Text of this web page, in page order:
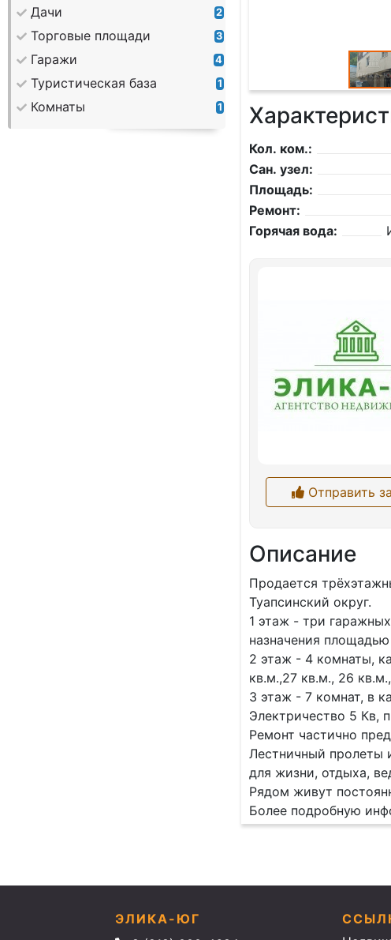
Дачи 2
Торговые площади 3
Гаражи 4
Туристическая база 1
Комнаты 1
Кол. ком.:
Сан. узел:
Площадь:
Ремонт:
Горячая вода:
Отправить
Описание
Продается
Туапсинский округ.
1 этаж - три
назначения
2 этаж - 4 комнаты,
кв.м.,27 кв.м., 26
3 этаж - 7 комнат, в
Электричество 5 Кв,
Ремонт частично
Лестничный пролеты
для жизни, отдыха,
Рядом живут
Более подробную
ЭЛИКА-ЮГ